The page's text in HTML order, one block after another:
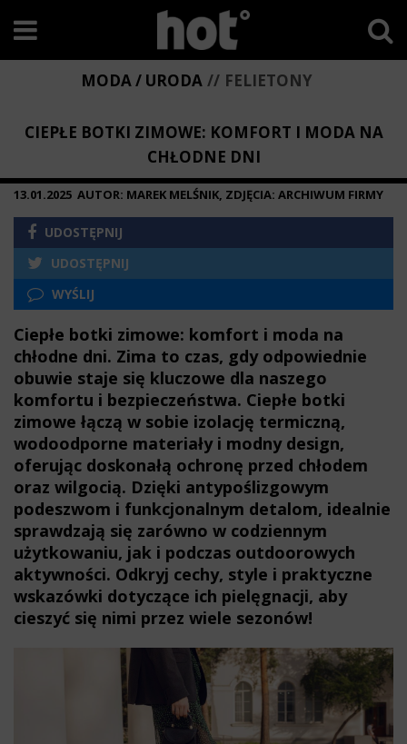
MODA / URODA FELIETONY
CIEPŁE BOTKI ZIMOWE: KOMFORT I MODA NA
CHŁODNE DNI
13.01.2025 AUTOR: MAREK MELŚNIK, ZDJĘCIA: ARCHIWUM FIRMY
UDOSTĘPNIJ
UDOSTĘPNIJ
WYŚLIJ
Ciepłe botki zimowe: komfort i moda na
chłodne dni. Zima to czas, gdy odpowiednie
obuwie staje się kluczowe dla naszego
komfortu i bezpieczeństwa. Ciepłe botki
zimowe łączą w sobie izolację termiczną,
wodoodporne materiały i modny design,
oferując doskonałą ochronę przed chłodem
oraz wilgocią. Dzięki antypoślizgowym
podeszwom i funkcjonalnym detalom, idealnie
sprawdzają się zarówno w codziennym
użytkowaniu, jak i podczas outdoorowych
aktywności. Odkryj cechy, style i praktyczne
wskazówki dotyczące ich pielęgnacji, aby
cieszyć się nimi przez wiele sezonów!